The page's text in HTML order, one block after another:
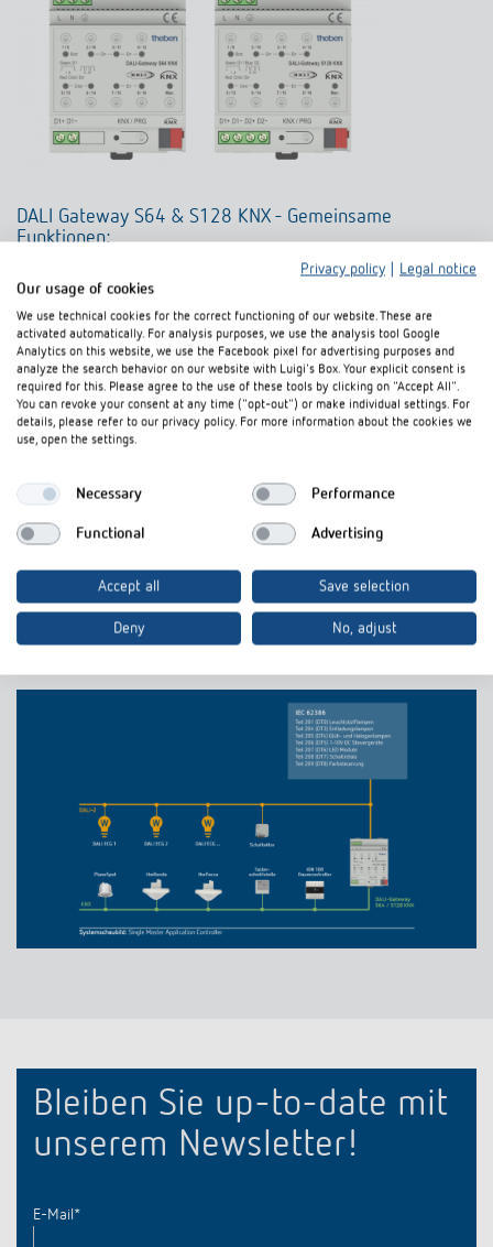
DALI Gateway S64 & S128 KNX - Gemeinsame
Funktionen:
Single Master Application Controller
1-Kanal für 64 EVGs/2-Kanal für 2x 64 EVGs
Einzelsteuerung oder in 16 Gruppen
Farblichtsteuerung mit Device Type 8 (DT8)
Zeitabhängige Farbsteuerung
Szenenmodul für 16 Szenen
Einfaches Ersetzen von EVGs im Fehlerfall
DALI-Inbetriebnahme über die kostenlose ETS-App (DCA)
DALI-Gateway S64 KNX
DALI-Gateway S128 KNX
Bleiben Sie up-to-date mit
unserem Newsletter!
E-Mail *
Privacy policy
Legal notice
Our usage of cookies
We use technical cookies for the correct functioning of our website. These are
activated automatically. For analysis purposes, we use the analysis tool Google
Analytics on this website, we use the Facebook pixel for advertising purposes and
analyze the search behavior on our website with Luigi's Box. Your explicit consent is
required for this. Please agree to the use of these tools by clicking on "Accept All".
You can revoke your consent at any time ("opt-out") or make individual settings. For
details, please refer to our privacy policy. For more information about the cookies we
use, open the settings.
Necessary Performance
Functional Advertising
Accept all Save selection
Deny No, adjust